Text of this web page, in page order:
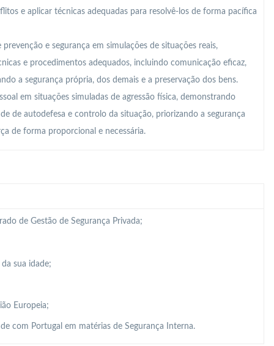
e aplicar técnicas adequadas para resolvê-los de forma pacífica
e segurança em simulações de situações reais,
e procedimentos adequados, incluindo comunicação eficaz,
a segurança própria, dos demais e a preservação dos bens.
em situações simuladas de agressão física, demonstrando
de autodefesa e controlo da situação, priorizando a segurança
de forma proporcional e necessária.
de Gestão de Segurança Privada;
sua idade;
Europeia;
com Portugal em matérias de Segurança Interna.